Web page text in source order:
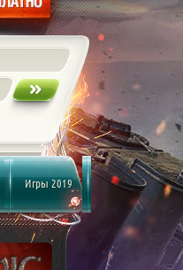
Игры 2019